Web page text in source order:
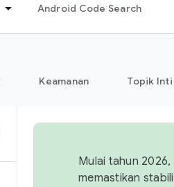
Android Code Search
Keamanan Topik Inti
Mulai tahun
memastikan